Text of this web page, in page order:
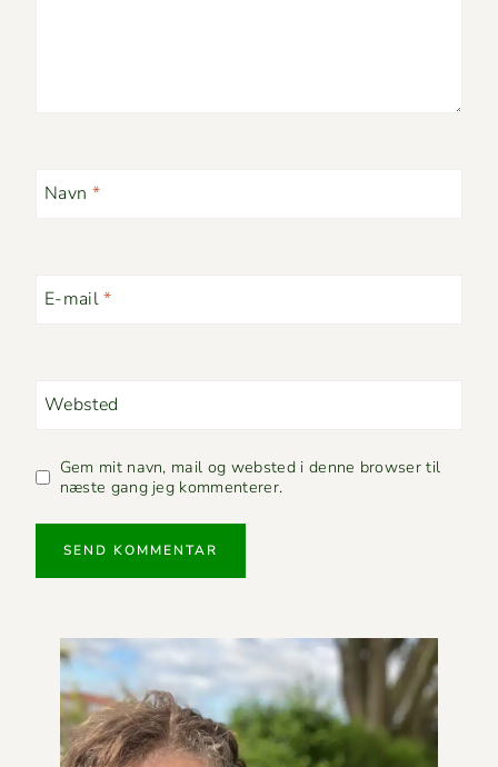
Navn *
E-mail*
Websted
Gem mit navn, mail og websted i denne browser til
næste gang jeg kommenterer.